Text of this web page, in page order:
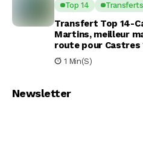
Top 14
Transfert Top 14-
Martins, meilleur
route pour Castres
1 Min(s)
Newsletter